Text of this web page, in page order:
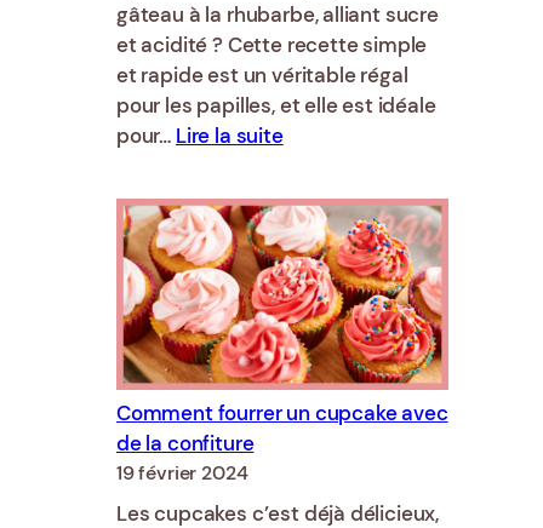
gâteau à la rhubarbe, alliant sucre
et acidité ? Cette recette simple
et rapide est un véritable régal
pour les papilles, et elle est idéale
pour… Lire la suite:
à
la
rhubarbe
facile
et
rapide
Comment fourrer un cupcake avec
de la confiture
19 février 2024
Les cupcakes c’est déjà délicieux,